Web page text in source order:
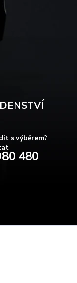
s výběrem?
480